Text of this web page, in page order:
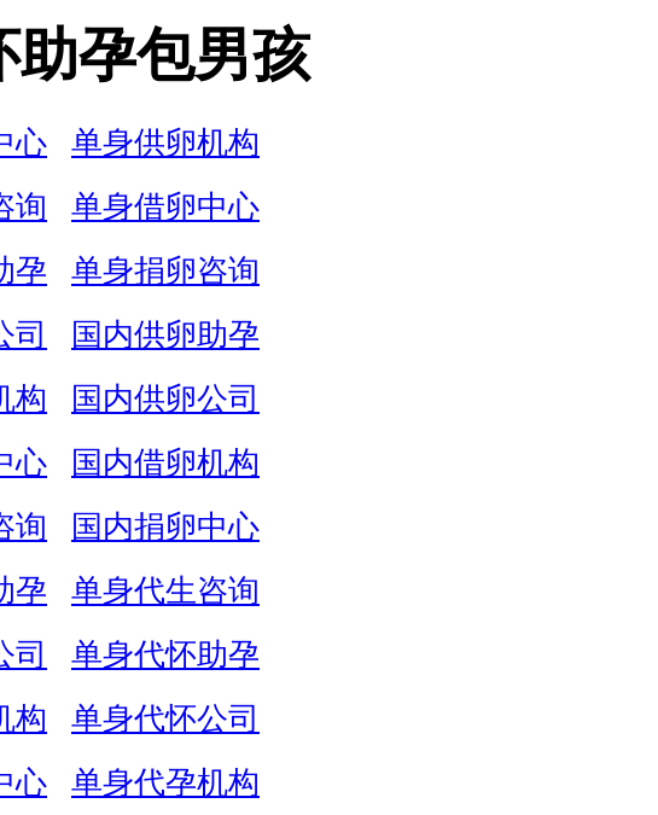
助孕包男孩
心
单身供卵机构
询
单身借卵中心
孕
单身捐卵咨询
司
国内供卵助孕
构
国内供卵公司
心
国内借卵机构
询
国内捐卵中心
孕
单身代生咨询
司
单身代怀助孕
构
单身代怀公司
心
单身代孕机构